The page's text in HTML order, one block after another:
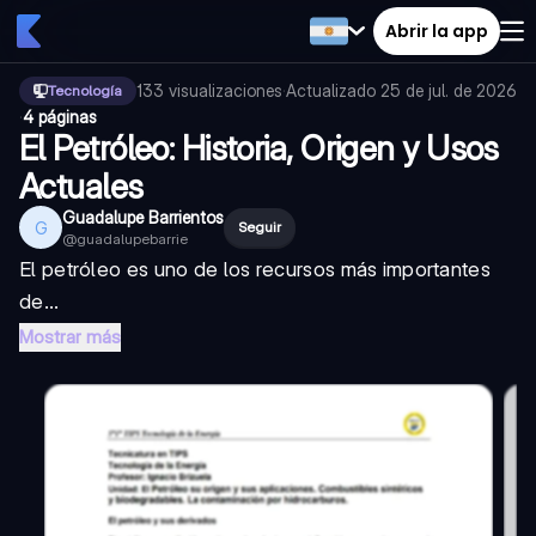
Abrir la app
Tecnología 133 visualizaciones·Actualizado 25 de jul. de 2026
·4 páginas
El Petróleo: Historia, Origen y Usos
Actuales
G Guadalupe Barrientos
@guadalupebarrie
Seguir
El petróleo es uno de los recursos más importantes
de...
Mostrar más